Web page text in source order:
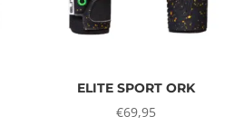
ELITE SPORT ORK
€69,95